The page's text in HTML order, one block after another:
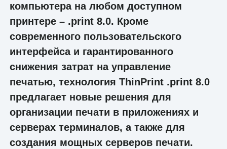
компьютера на любом доступном
принтере – .print 8.0. Кроме
современного пользовательского
интерфейса и гарантированного
снижения затрат на управление
печатью, технология ThinPrint .print 8.0
предлагает новые решения для
организации печати в приложениях и
серверах терминалов, а также для
создания мощных серверов печати.